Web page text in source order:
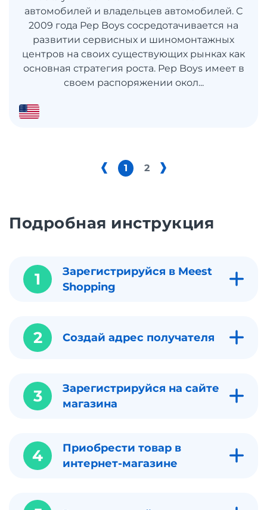
автомобилей и владельцев автомобилей. С
2009 года Pep Boys сосредотачивается на
развитии сервисных и шиномонтажных
центров на своих существующих рынках как
основная стратегия роста. Pep Boys имеет в
своем распоряжении окол...
1 2
Подробная инструкция
1
Зарегистрируйся в Meest
Shopping
2 Создай адрес получателя
3
Зарегистрируйся на сайте
магазина
4
Приобрести товар в
интернет-магазине